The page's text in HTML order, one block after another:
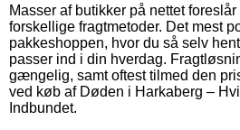
Masser af butikker på nettet
forskellige fragtmetoder. Det mest
pakkeshoppen, hvor du så selv
passer ind i din hverdag.
gængelig, samt oftest tilmed den
ved køb af Døden i Harkaberg –
Indbundet.